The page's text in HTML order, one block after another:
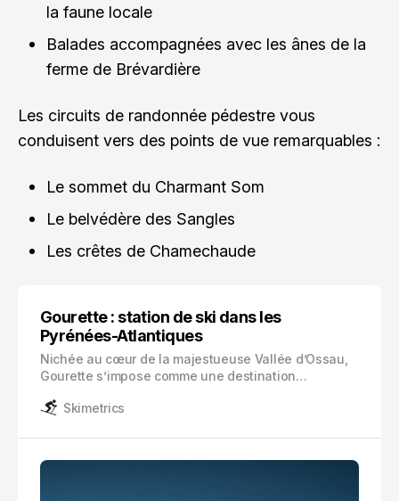
la faune locale
Balades accompagnées avec les ânes de la
ferme de Brévardière
Les circuits de randonnée pédestre vous
conduisent vers des points de vue remarquables :
Le sommet du Charmant Som
Le belvédère des Sangles
Les crêtes de Chamechaude
Gourette : station de ski dans les
Pyrénées-Atlantiques
Nichée au cœur de la majestueuse Vallée d’Ossau,
Gourette s’impose comme une destination
station de ski, perchée à 1350 mètres d’altitude,
environnants.
Skimetrics